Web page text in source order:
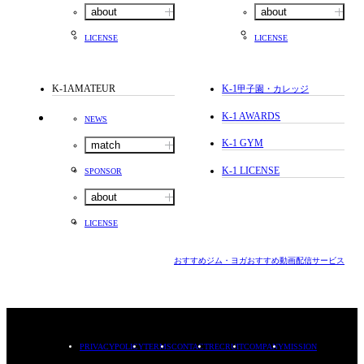
about
LICENSE
about
LICENSE
K-1AMATEUR
NEWS
match
SPONSOR
about
LICENSE
K-1甲子園・カレッジ
K-1 AWARDS
K-1 GYM
K-1 LICENSE
おすすめジム・ヨガおすすめ動画配信サービス
PRIVACYPOLICYTERMSCONTACTRECRUITCOMPANYMISSION